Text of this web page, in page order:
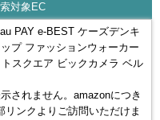
対象EC
PAY e-BEST ケーズデンキ
プ ファッションウォーカー
スクエア ビックカメラ ベル
されません。amazonにつき
リンクよりご訪問いただけま